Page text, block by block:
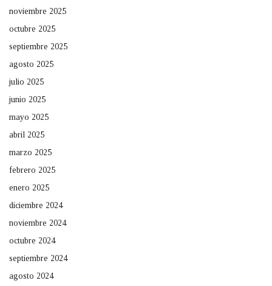
noviembre 2025
octubre 2025
septiembre 2025
agosto 2025
julio 2025
junio 2025
mayo 2025
abril 2025
marzo 2025
febrero 2025
enero 2025
diciembre 2024
noviembre 2024
octubre 2024
septiembre 2024
agosto 2024